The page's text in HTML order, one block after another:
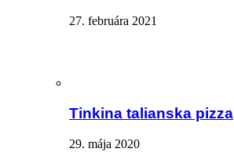
27. februára 2021
Tinkina talianska pizza
29. mája 2020